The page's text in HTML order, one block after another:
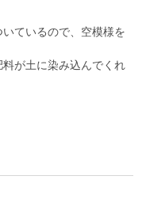
ているので、空模様を
が土に染み込んでくれ